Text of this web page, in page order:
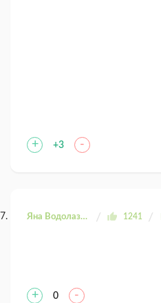
+ +3 -
Яна Водолазова 1241
+ 0 -